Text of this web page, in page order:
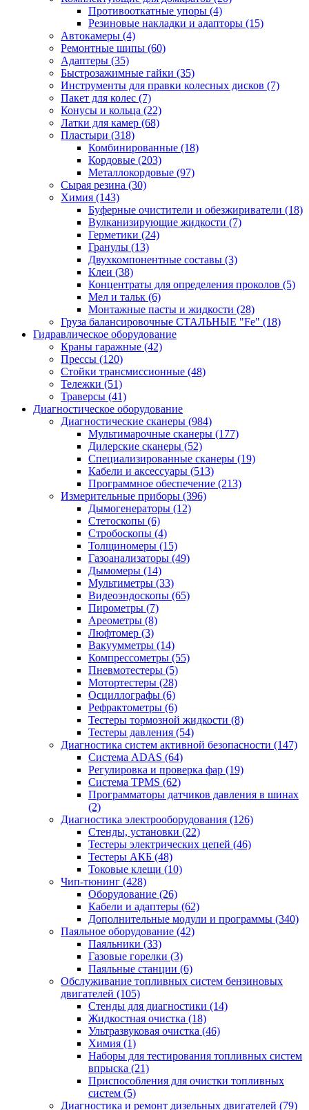
Противооткатные упоры (4)
Резиновые накладки и адапторы (15)
Автокамеры (4)
Ремонтные шипы (60)
Адаптеры (35)
Быстрозажимные гайки (35)
Инструменты для правки колесных дисков (7)
Пакет для колес (7)
Конусы и кольца (22)
Латки для камер (68)
Пластыри (318)
Комбинированные (18)
Кордовые (203)
Металлокордовые (97)
Сырая резина (30)
Химия (143)
Буферные очистители и обезжириватели (18)
Вулканизирующие жидкости (7)
Герметики (24)
Гранулы (13)
Двухкомпонентные составы (3)
Клеи (38)
Концентраты для определения проколов (5)
Мел и тальк (6)
Монтажные пасты и жидкости (28)
Груза балансировочные СТАЛЬНЫЕ "Fe" (18)
Гидравлическое оборудование
Краны гаражные (42)
Прессы (120)
Стойки трансмиссионные (48)
Тележки (51)
Траверсы (41)
Диагностическое оборудование
Диагностические сканеры (984)
Мультимарочные сканеры (177)
Дилерские сканеры (52)
Специализированные сканеры (19)
Кабели и аксессуары (513)
Программное обеспечение (213)
Измерительные приборы (396)
Дымогенераторы (12)
Стетоскопы (6)
Стробоскопы (4)
Толщиномеры (15)
Газоанализаторы (49)
Дымомеры (14)
Мультиметры (33)
Видеоэндоскопы (65)
Пирометры (7)
Ареометры (8)
Люфтомер (3)
Вакуумметры (14)
Компрессометры (55)
Пневмотестеры (5)
Мотортестеры (28)
Осциллографы (6)
Рефрактометры (6)
Тестеры тормозной жидкости (8)
Тестеры давления (54)
Диагностика систем активной безопасности (147)
Система ADAS (64)
Регулировка и проверка фар (19)
Система TPMS (62)
Программаторы датчиков давления в шинах
(2)
Диагностика электрооборудования (126)
Стенды, установки (22)
Тестеры электрических цепей (46)
Тестеры АКБ (48)
Токовые клещи (10)
Чип-тюнинг (428)
Оборудование (26)
Кабели и адаптеры (62)
Дополнительные модули и программы (340)
Паяльное оборудование (42)
Паяльники (33)
Газовые горелки (3)
Паяльные станции (6)
Обслуживание топливных систем бензиновых
двигателей (105)
Стенды для диагностики (14)
Жидкостная очистка (18)
Ультразвуковая очистка (46)
Химия (1)
Наборы для тестирования топливных систем
впрыска (21)
Приспособления для очистки топливных
систем (5)
Диагностика и ремонт дизельных двигателей (79)